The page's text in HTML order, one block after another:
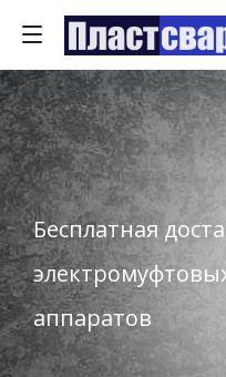
Бесплатная
аппаратов